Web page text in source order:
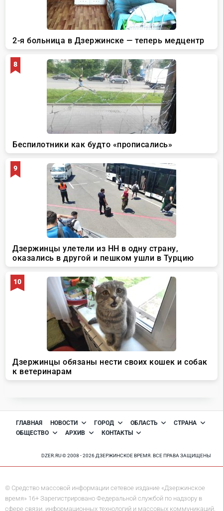
ГЛАВНАЯ НОВОСТИ ГОРОД ОБЛАСТЬ
СТРАНА
ОБЩЕСТВО
АРХИВ КОНТАКТЫ
DZER.RU © 2008 - 2026 ДЗЕРЖИНСКОЕ ВРЕМЯ. ВСЕ ПРАВА ЗАЩИЩЕНЫ
© Средство массовой информации сетевое издание «Дзержинское
время» 16+ Зарегистрировано Федеральной службой по надзору в
сфере связи, информационных технологий и массовых коммуникаций.